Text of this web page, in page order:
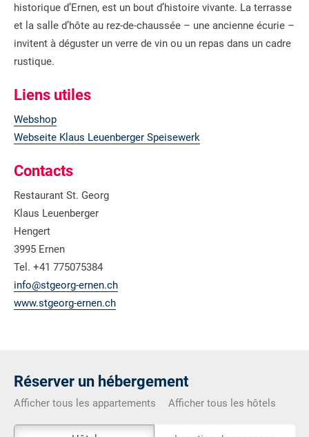
historique d’Ernen, est un bout d’histoire vivante. La terrasse
et la salle d’hôte au rez-de-chaussée – une ancienne écurie –
invitent à déguster un verre de vin ou un repas dans un cadre
rustique.
Liens utiles
Webshop
Webseite Klaus Leuenberger Speisewerk
Contacts
Restaurant St. Georg
Klaus Leuenberger
Hengert
3995 Ernen
Tel. +41 775075384
info@stgeorg-ernen.ch
www.stgeorg-ernen.ch
Réserver un hébergement
Afficher tous les appartements Afficher tous les hôtels